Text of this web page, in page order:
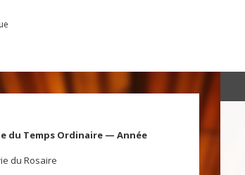
du Temps Ordinaire — Année
du Rosaire